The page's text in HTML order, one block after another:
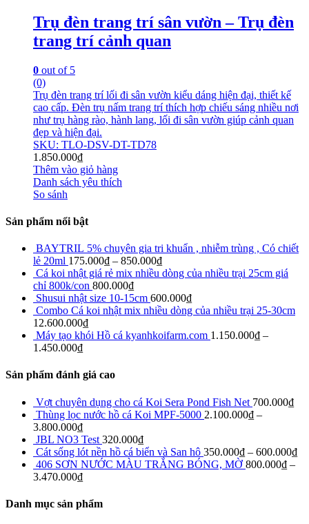
Trụ đèn trang trí sân vườn – Trụ đèn
trang trí cảnh quan
0 out of 5
(0)
Trụ đèn trang trí lối đi sân vườn kiểu dáng hiện đại, thiết kế
cao cấp. Đèn trụ nấm trang trí thích hợp chiếu sáng nhiều nơi
như trụ hàng rào, hành lang, lối đi sân vườn giúp cảnh quan
đẹp và hiện đại.
SKU: TLO-DSV-DT-TD78
1.850.000₫
Thêm vào giỏ hàng
Danh sách yêu thích
So sánh
Sản phẩm nổi bật
BAYTRIL 5% chuyên gia tri khuẩn , nhiễm trùng , Có chiết
lẻ 20ml 175.000₫ – 850.000₫
Cá koi nhật giá rẻ mix nhiều dòng của nhiều trại 25cm giá
chỉ 800k/con 800.000₫
Shusui nhật size 10-15cm 600.000₫
Combo Cá koi nhật mix nhiều dòng của nhiều trại 25-30cm
12.600.000₫
Máy tạo khói Hồ cá kyanhkoifarm.com 1.150.000₫ –
1.450.000₫
Sản phẩm đánh giá cao
Vợt chuyên dụng cho cá Koi Sera Pond Fish Net 700.000₫
Thùng lọc nước hồ cá Koi MPF-5000 2.100.000₫ –
3.800.000₫
JBL NO3 Test 320.000₫
Cát sống lót nền hồ cá biển và San hô 350.000₫ – 600.000₫
406 SƠN NƯỚC MÀU TRẮNG BÓNG, MỜ 800.000₫ –
3.470.000₫
Danh mục sản phẩm